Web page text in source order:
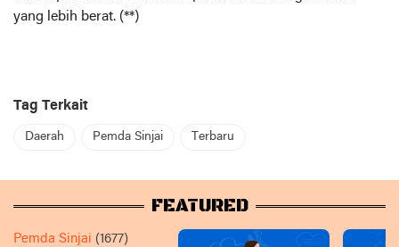
yang lebih berat. (**)
Tag Terkait
Daerah Pemda Sinjai Terbaru
FEATURED
Pemda Sinjai (1677)